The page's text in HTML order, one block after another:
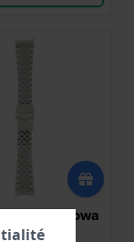
Hanowa